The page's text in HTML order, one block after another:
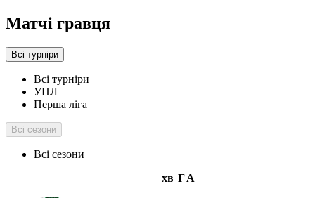
Матчі гравця
Всі турніри
Всі турніри
УПЛ
Перша ліга
Всі сезони
Всі сезони
хв ГА